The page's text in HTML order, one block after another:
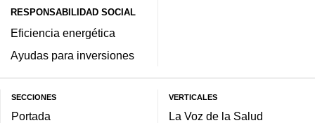
RESPONSABILIDAD SOCIAL
Eficiencia energética
Ayudas para inversiones
SECCIONES
Portada
VERTICALES
La Voz de la Salud